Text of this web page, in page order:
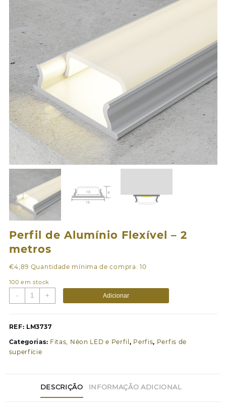
Perfil de Alumínio Flexível – 2
metros
€4,89 Quantidade mínima de compra: 10
100 em stock
-
Quantidade
de
de
Flexível
-
+ Adicionar
REF: LM3737
Categorias: Fitas, Néon LED e Perfil , Perfis, Perfis de
superfície
DESCRIÇÃO INFORMAÇÃO ADICIONAL